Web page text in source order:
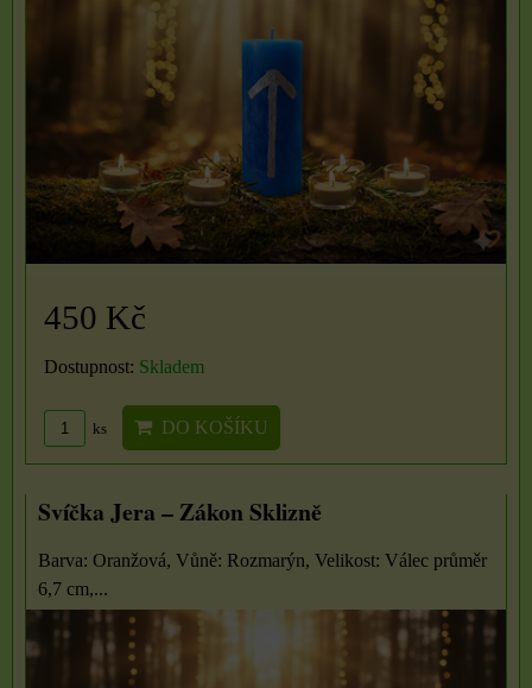
450 Kč
Dostupnost: Skladem
ks DO KOŠÍKU
Svíčka Jera – Zákon Sklizně
Barva: Oranžová, Vůně: Rozmarýn, Velikost: Válec průměr
6,7 cm,...